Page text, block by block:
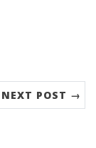
NEXT POST →